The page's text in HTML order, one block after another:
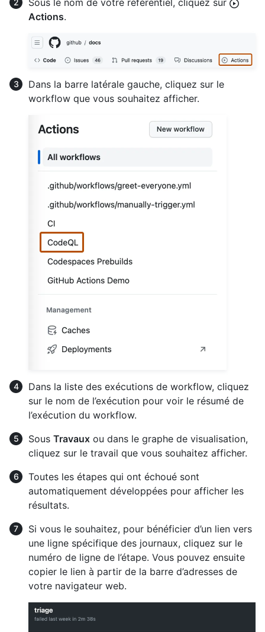
Sous le nom de votre référentiel, cliquez sur
Actions.
Dans la barre latérale gauche, cliquez sur le
workflow que vous souhaitez afficher.
Dans la liste des exécutions de workflow, cliquez
sur le nom de l’exécution pour voir le résumé de
l’exécution du workflow.
Sous Travaux ou dans le graphe de visualisation,
cliquez sur le travail que vous souhaitez afficher.
Toutes les étapes qui ont échoué sont
automatiquement développées pour afficher les
résultats.
Si vous le souhaitez, pour bénéficier d’un lien vers
une ligne spécifique des journaux, cliquez sur le
numéro de ligne de l’étape. Vous pouvez ensuite
copier le lien à partir de la barre d’adresses de
votre navigateur web.